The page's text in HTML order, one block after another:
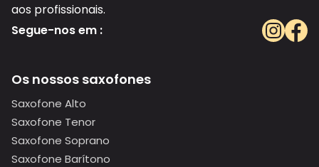
aos profissionais.
Segue-nos em :
Os nossos saxofones
Saxofone Alto
Saxofone Tenor
Saxofone Soprano
Saxofone Barítono